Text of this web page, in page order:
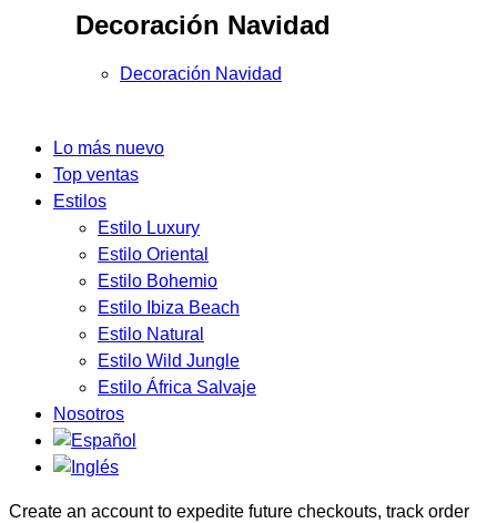
Decoración Navidad
Decoración Navidad
Lo más nuevo
Top ventas
Estilos
Estilo Luxury
Estilo Oriental
Estilo Bohemio
Estilo Ibiza Beach
Estilo Natural
Estilo Wild Jungle
Estilo África Salvaje
Nosotros
Create an account to expedite future checkouts, track order